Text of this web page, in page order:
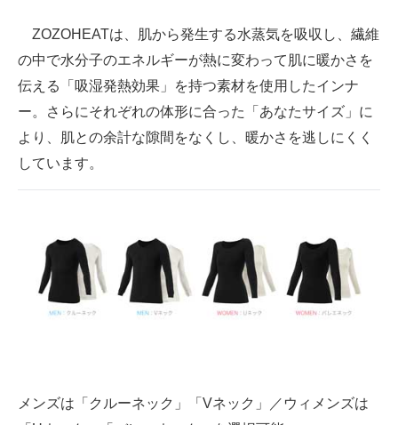
製造業のIT導入・活用を支援
モノづくり技術者専門サイト
エレクトロニクス専門サイト
電子設計の基本と応用
ちょっと気になるネットの話題
ZOZOHEATは、肌から発生する水蒸気を吸収し、繊維
の中で水分子のエネルギーが熱に変わって肌に暖かさを
伝える「吸湿発熱効果」を持つ素材を使用したインナ
ー。さらにそれぞれの体形に合った「あなたサイズ」に
より、肌との余計な隙間をなくし、暖かさを逃しにくく
しています。
メンズは「クルーネック」「Vネック」／ウィメンズは